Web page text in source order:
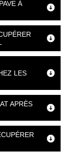
À
LES
APRÈS